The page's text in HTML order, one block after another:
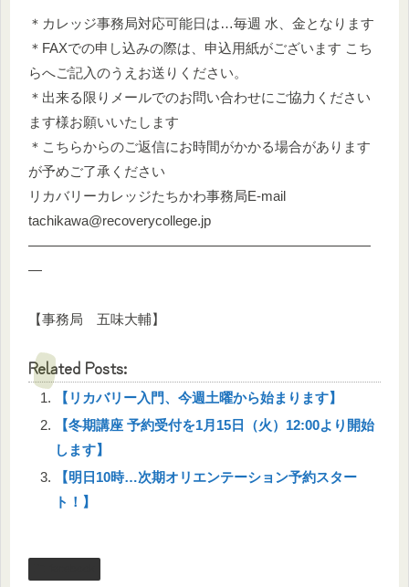
＊カレッジ事務局対応可能日は…毎週 水、金となります
＊FAXでの申し込みの際は、申込用紙がございます こち
らへご記入のうえお送りください。
＊出来る限りメールでのお問い合わせにご協力ください
ます様お願いいたします
＊こちらからのご返信にお時間がかかる場合があります
が予めご了承ください
リカバリーカレッジたちかわ事務局E-mail
tachikawa@recoverycollege.jp
―――――――――――――――――――――――――
―
【事務局 五味大輔】
Related Posts:
【リカバリー入門、今週土曜から始まります】
【冬期講座 予約受付を1月15日（火）12:00より開始
します】
【明日10時…次期オリエンテーション予約スター
ト！】